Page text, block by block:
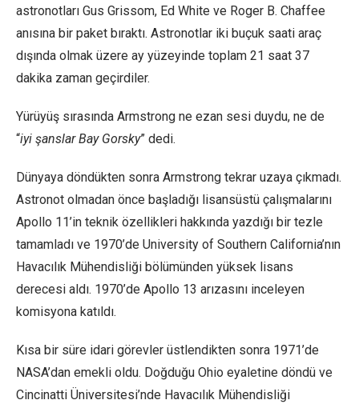
astronotları Gus Grissom, Ed White ve Roger B. Chaffee
anısına bir paket bıraktı. Astronotlar iki buçuk saati araç
dışında olmak üzere ay yüzeyinde toplam 21 saat 37
dakika zaman geçirdiler.
Yürüyüş sırasında Armstrong ne ezan sesi duydu, ne de
“iyi şanslar Bay Gorsky” dedi.
Dünyaya döndükten sonra Armstrong tekrar uzaya çıkmadı.
Astronot olmadan önce başladığı lisansüstü çalışmalarını
Apollo 11’in teknik özellikleri hakkında yazdığı bir tezle
tamamladı ve 1970’de University of Southern California’nın
Havacılık Mühendisliği bölümünden yüksek lisans
derecesi aldı. 1970’de Apollo 13 arızasını inceleyen
komisyona katıldı.
Kısa bir süre idari görevler üstlendikten sonra 1971’de
NASA’dan emekli oldu. Doğduğu Ohio eyaletine döndü ve
Cincinatti Üniversitesi’nde Havacılık Mühendisliği